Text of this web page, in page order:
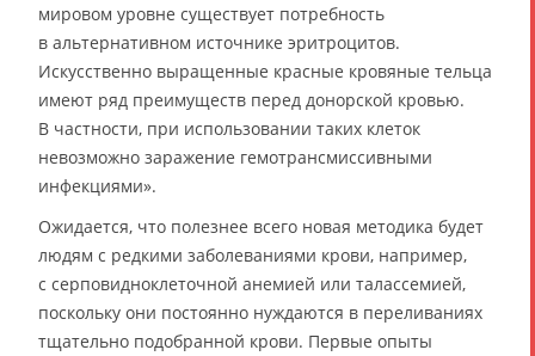
мировом уровне существует потребность
в альтернативном источнике эритроцитов.
Искусственно выращенные красные кровяные тельца
имеют ряд преимуществ перед донорской кровью.
В частности, при использовании таких клеток
невозможно заражение гемотрансмиссивными
инфекциями».
Ожидается, что полезнее всего новая методика будет
людям с редкими заболеваниями крови, например,
с серповидноклеточной анемией или талассемией,
поскольку они постоянно нуждаются в переливаниях
тщательно подобранной крови. Первые опыты